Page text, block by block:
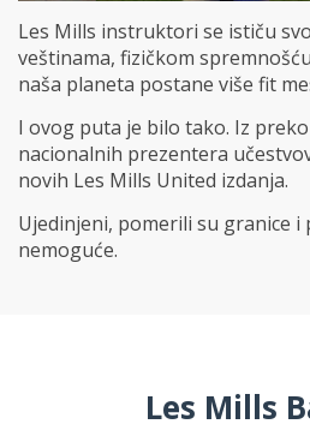
Les Mills instruktori se ističu
veštinama, fizičkom
naša planeta postane više fit
I ovog puta je bilo tako. Iz
nacionalnih prezentera
novih Les Mills United izdanja.
Ujedinjeni, pomerili su granice i
nemoguće.
Les Mills